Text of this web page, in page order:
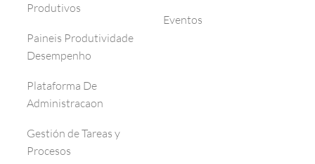
Produtivos
Paineis Produtividade
Desempenho
Plataforma De
Administracaon
Gestión de Tareas y
Procesos
Eventos